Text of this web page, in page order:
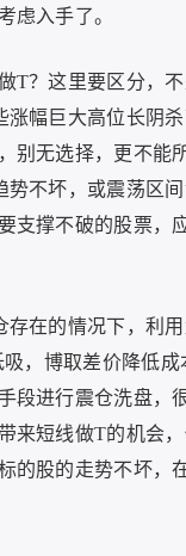
虑入手了。
T？这里要区分，
涨幅巨大高位长阴
别无选择，更不能
势不坏，或震荡区
支撑不破的股票，
存在的情况下，利
吸，博取差价降低
段进行震仓洗盘，
来短线做T的机会，
的股的走势不坏，